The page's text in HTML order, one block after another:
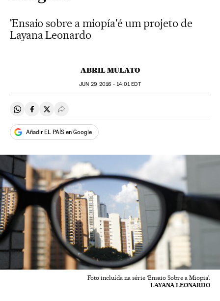
'Ensaio sobre a miopía'é um projeto de
Layana Leonardo
ABRIL MULATO
JUN 29, 2016 - 14:01EDT
Compartir en Whatsapp
Compartir en Facebook
Compartir en Twitter
Desplegar Redes Sociales
Añadir EL PAÍS en Google
Foto incluída na série ‘Ensaio Sobre a Miopia’.
LAYANA LEONARDO